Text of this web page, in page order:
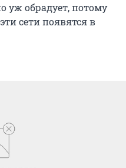
уж обрадует, потому
сети появятся в